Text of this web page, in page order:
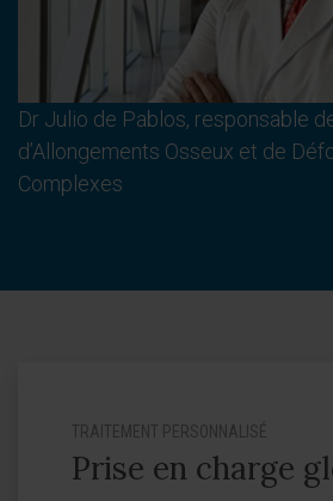
Dr Julio de Pablos, responsable
d’Allongements Osseux et de
Complexes
TRAITEMENT PERSONNALISÉ
Prise en charge